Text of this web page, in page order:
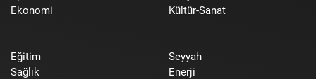
Ekonomi
Kültür-Sanat
Eğitim
Sağlık
Seyyah
Enerji